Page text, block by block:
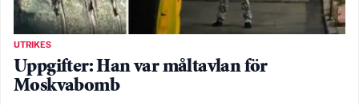
UTRIKES
Uppgifter: Han var måltavlan för
Moskvabomb